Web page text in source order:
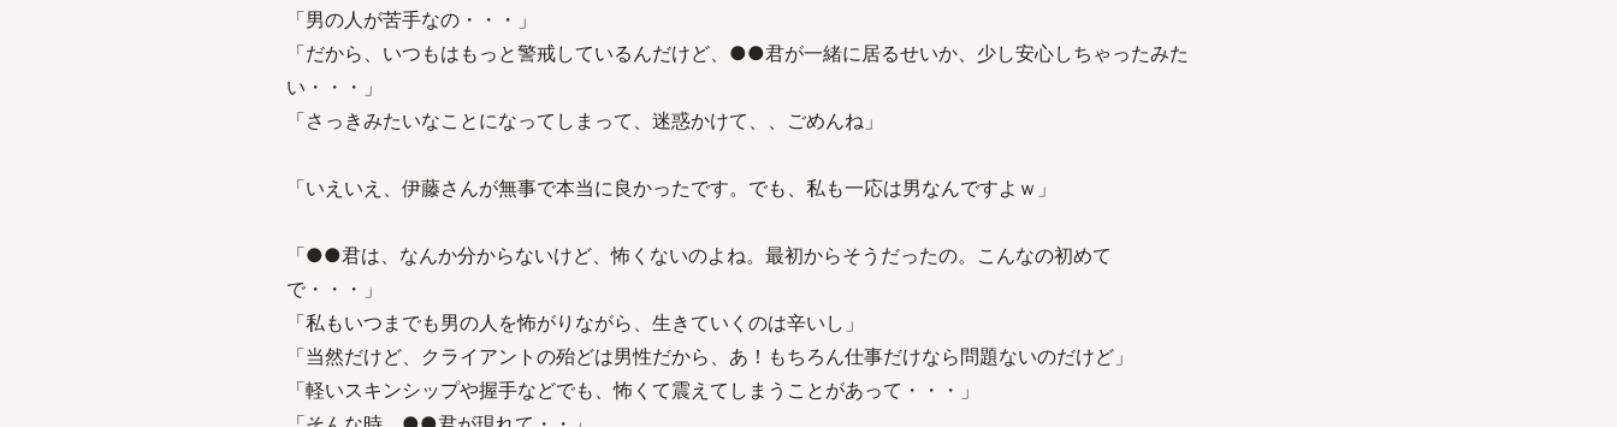
「男の人が苦手なの・・・」
「だから、いつもはもっと警戒しているんだけど、●●君が一緒に居るせいか、少し安心しちゃったみた
い・・・」
「さっきみたいなことになってしまって、迷惑かけて、、ごめんね」
「いえいえ、伊藤さんが無事で本当に良かったです。でも、私も一応は男なんですよｗ」
「●●君は、なんか分からないけど、怖くないのよね。最初からそうだったの。こんなの初めて
で・・・」
「私もいつまでも男の人を怖がりながら、生きていくのは辛いし」
「当然だけど、クライアントの殆どは男性だから、あ！もちろん仕事だけなら問題ないのだけど」
「軽いスキンシップや握手などでも、怖くて震えてしまうことがあって・・・」